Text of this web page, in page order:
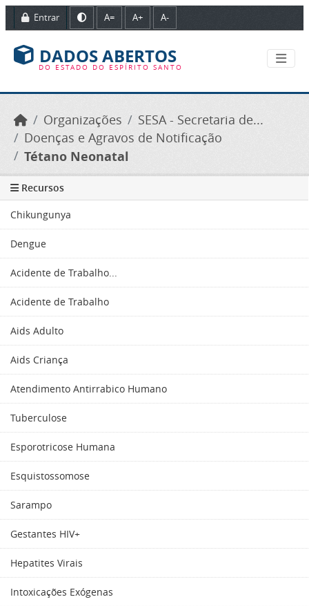
Ir para o conteúdo principal
Entrar A= A+ A-
DADOS ABERTOS
DO ESTADO DO ESPÍRITO SANTO
Organizações
SESA - Secretaria de...
Doenças e Agravos de Notificação
Tétano Neonatal
Recursos
Chikungunya
Dengue
Acidente de Trabalho...
Acidente de Trabalho
Aids Adulto
Aids Criança
Atendimento Antirrabico Humano
Tuberculose
Esporotricose Humana
Esquistossomose
Sarampo
Gestantes HIV+
Hepatites Virais
Intoxicações Exógenas